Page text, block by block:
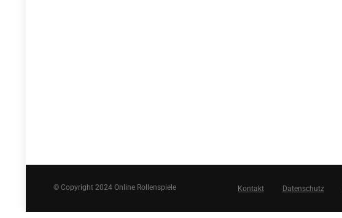
© Copyright 2024 Online Rollenspiele Kontakt Datenschutz